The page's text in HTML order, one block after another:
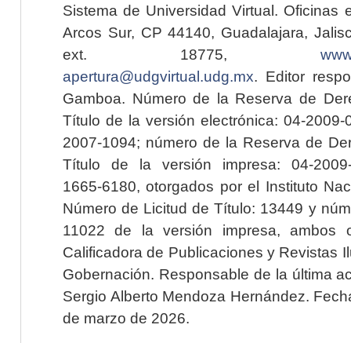
Sistema de Universidad Virtual. Oficinas
Arcos Sur, CP 44140, Guadalajara,
ext. 18775,
apertura@udgvirtual.udg.mx. Editor
Gamboa. Número de la Reserva de
Título de la versión electrónica: 04-2009-
2007-1094; número de la Reserva de
Título de la versión impresa: 04-2009-
1665-6180, otorgados por el Instituto
Número de Licitud de Título: 13449 y
11022 de la versión impresa, ambos
Calificadora de Publicaciones y Revistas
Gobernación. Responsable de la última
Sergio Alberto Mendoza Hernández.
de marzo de 2026.